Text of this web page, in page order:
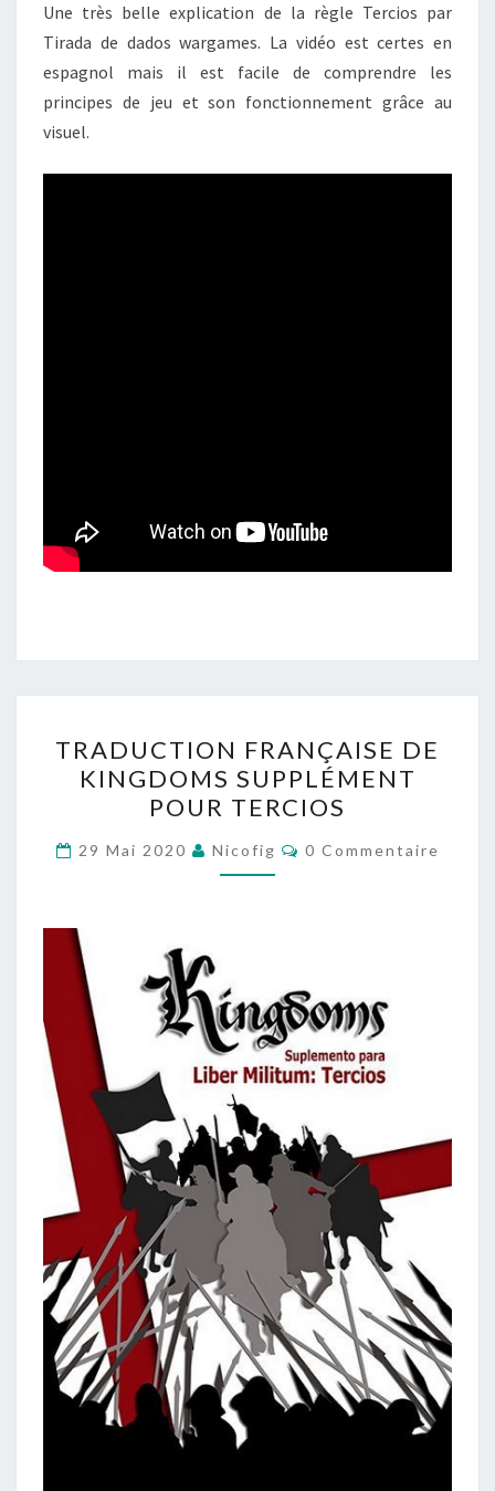
DADOS
WARGAMES
(EN
ESPAGNOL)
Une très belle explication de la règle Tercios par
Tirada de dados wargames. La vidéo est certes en
espagnol mais il est facile de comprendre les
principes de jeu et son fonctionnement grâce au
visuel.
FRANÇAISE
DE
KINGDOMS
SUPPLÉMENT
POUR
TRADUCTION FRANÇAISE DE
KINGDOMS SUPPLÉMENT
POUR TERCIOS
29 Mai 2020 Nicofig Commentaires
0 Commentaire